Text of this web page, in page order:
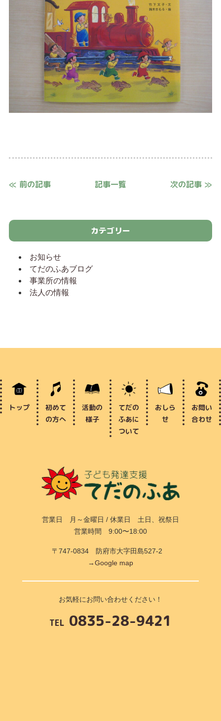
≪ 前の記事 記事一覧 次の記事 ≫
カテゴリー
お知らせ
てだのふあブログ
事業所の情報
法人の情報
トップ
初めて
の方へ
活動の
様子
てだの
ふあに
ついて
おしら
せ
お問い
合わせ
営業日 月～金曜日 / 休業日 土日、祝祭日
営業時間 9:00〜18:00
〒747-0834 防府市大字田島527-2
→Google map
お気軽にお問い合わせください！
TEL 0835-28-9421